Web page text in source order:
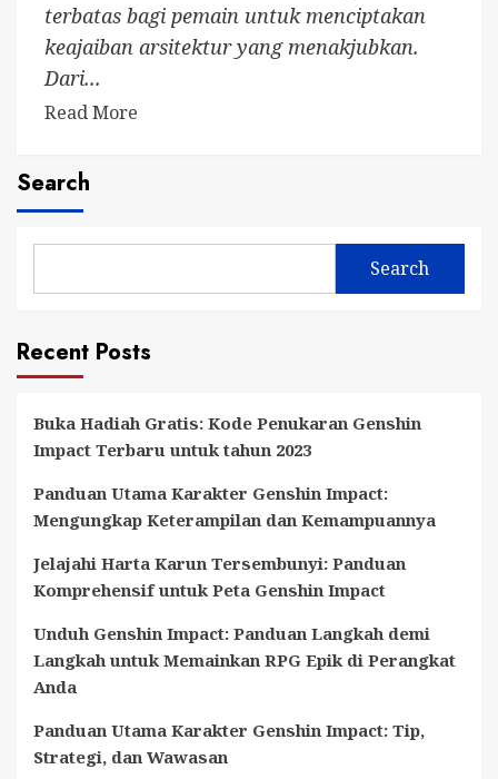
terbatas bagi pemain untuk menciptakan
keajaiban arsitektur yang menakjubkan.
Dari...
Read More
Rumah
Minecraft
Menginspirasi
Pembangunan
Berikutnya
Search
Search
Recent Posts
Buka Hadiah Gratis: Kode Penukaran Genshin
Impact Terbaru untuk tahun 2023
Panduan Utama Karakter Genshin Impact:
Mengungkap Keterampilan dan Kemampuannya
Jelajahi Harta Karun Tersembunyi: Panduan
Komprehensif untuk Peta Genshin Impact
Unduh Genshin Impact: Panduan Langkah demi
Langkah untuk Memainkan RPG Epik di Perangkat
Anda
Panduan Utama Karakter Genshin Impact: Tip,
Strategi, dan Wawasan